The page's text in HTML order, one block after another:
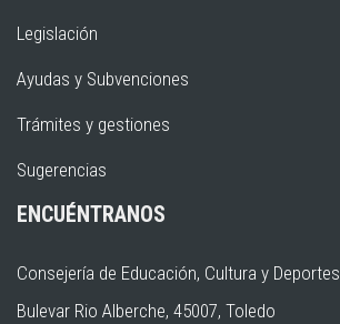
Legislación
Ayudas y Subvenciones
Trámites y gestiones
Sugerencias
ENCUÉNTRANOS
Consejería de Educación, Cultura y Deportes
Bulevar Rio Alberche, 45007, Toledo